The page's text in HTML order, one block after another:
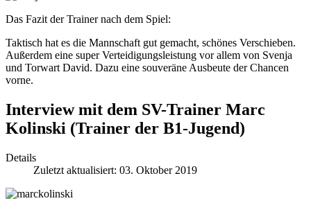
Das Fazit der Trainer nach dem Spiel:
Taktisch hat es die Mannschaft gut gemacht, schönes Verschieben.
Außerdem eine super Verteidigungsleistung vor allem von Svenja
und Torwart David. Dazu eine souveräne Ausbeute der Chancen
vorne.
Interview mit dem SV-Trainer Marc
Kolinski (Trainer der B1-Jugend)
Details
Zuletzt aktualisiert: 03. Oktober 2019